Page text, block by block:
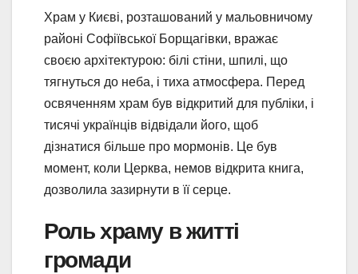
Храм у Києві, розташований у мальовничому
районі Софіївської Борщагівки, вражає
своєю архітектурою: білі стіни, шпилі, що
тягнуться до неба, і тиха атмосфера. Перед
освяченням храм був відкритий для публіки, і
тисячі українців відвідали його, щоб
дізнатися більше про мормонів. Це був
момент, коли Церква, немов відкрита книга,
дозволила зазирнути в її серце.
Роль храму в житті
громади